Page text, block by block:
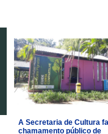
A Secretaria de Cultura
chamamento público de